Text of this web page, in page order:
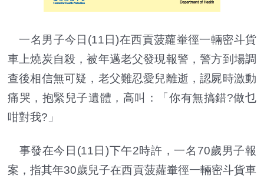
一名男子今日(11日)在西貢菠蘿輋徑一輛密斗貨
車上燒炭自殺，被年邁老父發現報警，警方到場調
查後相信無可疑，老父難忍愛兒離逝，認屍時激動
痛哭，抱緊兒子遺體，高叫：「你有無搞錯?做乜
咁對我?」
事發在今日(11日)下午2時許，一名70歲男子報
案，指其年30歲兒子在西貢菠蘿輋徑一輛密斗貨車